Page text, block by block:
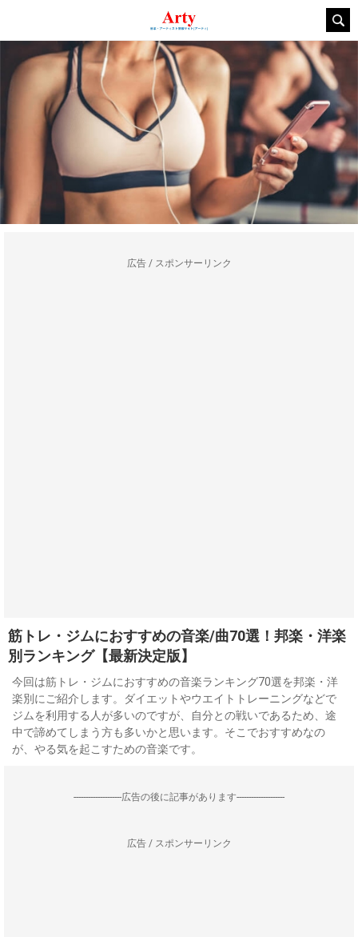
広告 / スポンサーリンク
筋トレ・ジムにおすすめの音楽/曲70選！邦楽・洋楽
別ランキング【最新決定版】
今回は筋トレ・ジムにおすすめの音楽ランキング70選を邦楽・洋
楽別にご紹介します。ダイエットやウエイトトレーニングなどで
ジムを利用する人が多いのですが、自分との戦いであるため、途
中で諦めてしまう方も多いかと思います。そこでおすすめなの
が、やる気を起こすための音楽です。
--------------------広告の後に記事があります--------------------
広告 / スポンサーリンク